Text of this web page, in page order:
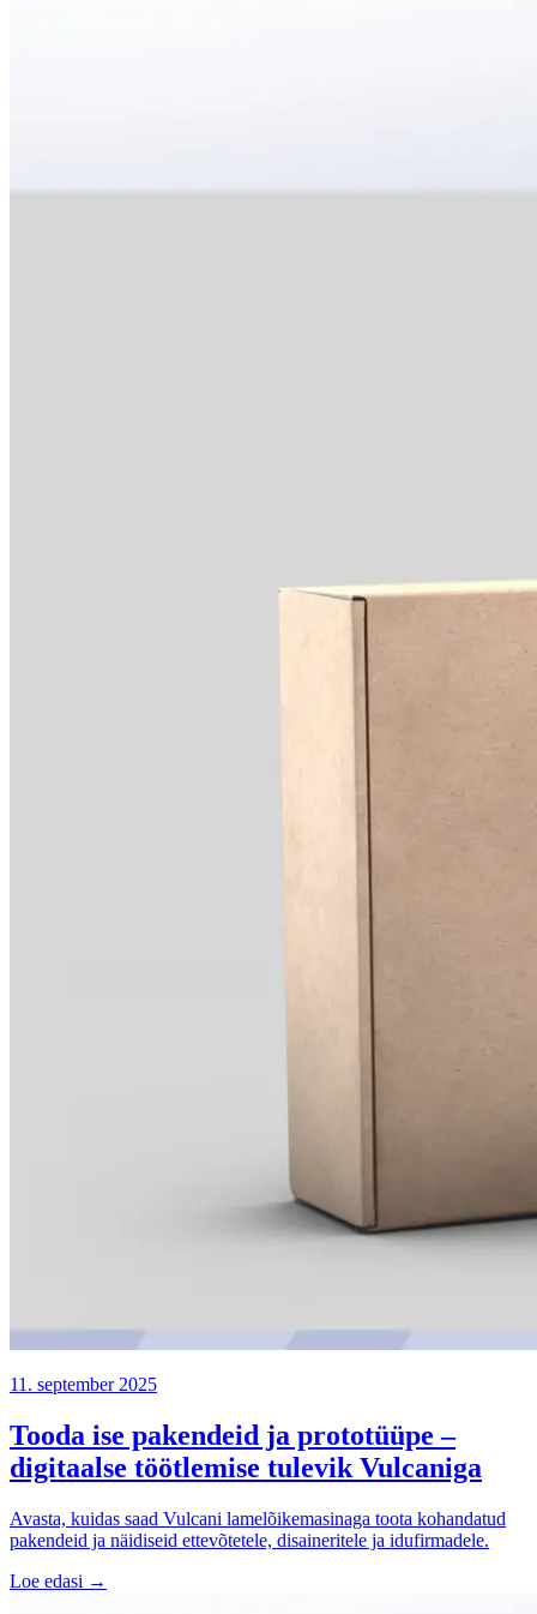
11. september 2025
Tooda ise pakendeid ja prototüüpe –
digitaalse töötlemise tulevik Vulcaniga
Avasta, kuidas saad Vulcani lamelõikemasinaga toota kohandatud
pakendeid ja näidiseid ettevõtetele, disaineritele ja idufirmadele.
Loe edasi →